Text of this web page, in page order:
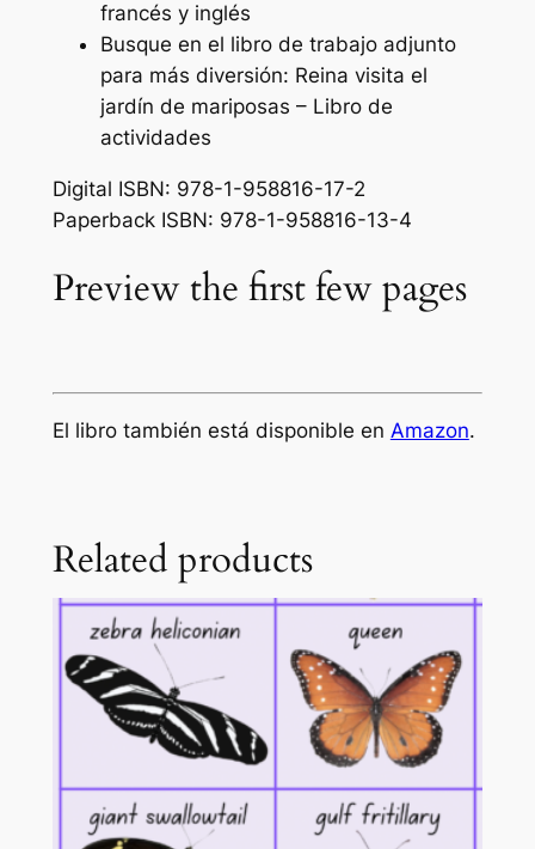
francés y inglés
Busque en el libro de trabajo adjunto
para más diversión: Reina visita el
jardín de mariposas – Libro de
actividades
Digital ISBN: 978-1-958816-17-2
Paperback ISBN: 978-1-958816-13-4
Preview the first few pages
El libro también está disponible en Amazon.
Related products